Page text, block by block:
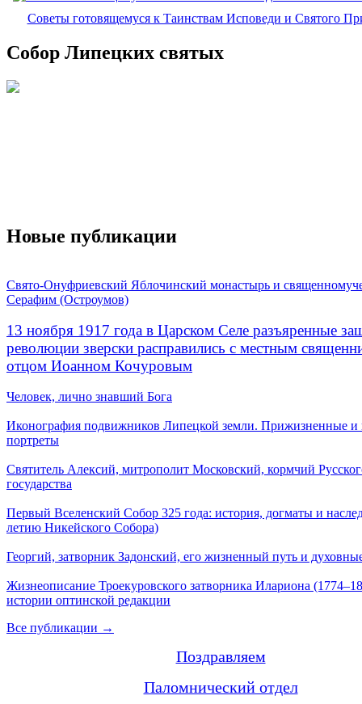
Советы готовящемуся к Таинствам Исповеди и Святого
Собор Липецких святых
Новые публикации
Свято-Онуфриевский Яблочинский монастырь и
Серафим (Остроумов)
13 ноября 1917 года в Царском Селе разъяренные
революции зверски расправились с местным
отцом Иоанном Кочуровым
Человек, лично знавший Бога
Иконография подвижников Липецкой земли. Прижизненные и
портреты
Святитель Алексий, митрополит Московский, кормчий
государства
Первый Вселенский Собор 325 года: история, догматы и
летию Никейского Собора)
Георгий, затворник Задонский, его жизненный путь и
Жизнеописание Троекуровского затворника Илариона
истории оптинской редакции
Все публикации →
Поздравляем
Паломнический отдел